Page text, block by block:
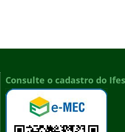
Consulte o cadastro do